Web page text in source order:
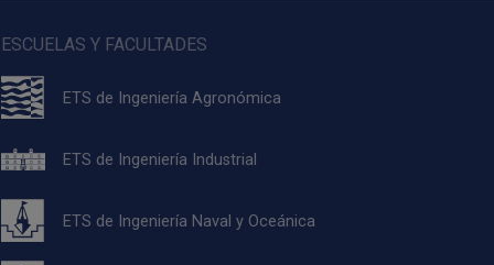
ESCUELAS Y FACULTADES
ETS de Ingeniería Agronómica
ETS de Ingeniería Industrial
ETS de Ingeniería Naval y Oceánica